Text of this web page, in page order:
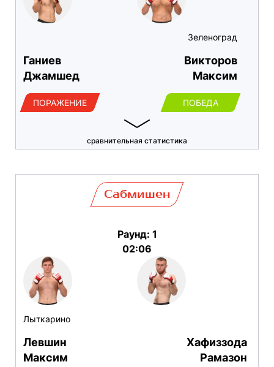
Ганиев
Джамшед
ПОРАЖЕНИЕ
Зеленоград
Викторов
Максим
ПОБЕДА
сравнительная статистика
Лыткарино
Левшин
Максим
Сабмишен
Раунд: 1
02:06
Хафиззода
Рамазон